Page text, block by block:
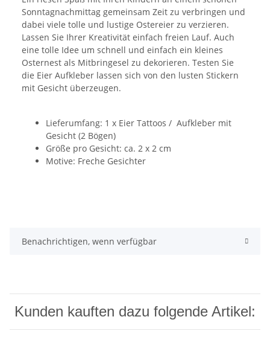
Sonntagnachmittag gemeinsam Zeit zu verbringen und
dabei viele tolle und lustige Ostereier zu verzieren.
Lassen Sie Ihrer Kreativität einfach freien Lauf. Auch
eine tolle Idee um schnell und einfach ein kleines
Osternest als Mitbringesel zu dekorieren. Testen Sie
die Eier Aufkleber lassen sich von den lusten Stickern
mit Gesicht überzeugen.
Lieferumfang: 1 x Eier Tattoos / Aufkleber mit
Gesicht (2 Bögen)
Größe pro Gesicht: ca. 2 x 2 cm
Motive: Freche Gesichter
Benachrichtigen, wenn verfügbar
Kunden kauften dazu folgende Artikel: